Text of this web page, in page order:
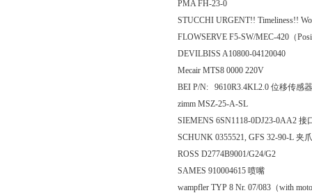
PMA FH-23-0
STUCCHI URGENT!! Timeliness!!
FLOWSERVE F5-SW/MEC-420（
DEVILBISS A10800-04120040
Mecair MTS8 0000 220V
BEI P/N: 9610R3.4KL2.0 位移传感器
zimm MSZ-25-A-SL
SIEMENS 6SN1118-0DJ23-0AA2 接
SCHUNK 0355521, GFS 32-90-L 夹爪
ROSS D2774B9001/G24/G2
SAMES 910004615 喷嘴
wampfler TYP 8 Nr. 07/083（with